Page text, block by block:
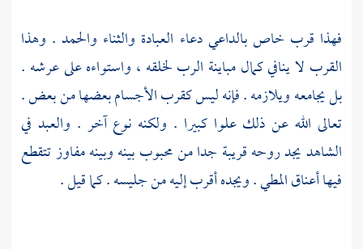
فهذا قرب خاص بالداعي دعاء العبادة والثناء والحمد . وهذا
القرب لا ينافي كمال مباينة الرب لخلقه ، واستواءه على عرشه .
بل يجامعه ويلازمه . فإنه ليس كقرب الأجسام بعضها من بعض .
تعالى الله عن ذلك علوا كبيرا . ولكنه نوع آخر . والعبد في
الشاهد يجد روحه قريبة جدا من محبوب بينه وبينه مفاوز تتقطع
فيها أعناق المطي . ويجده أقرب إليه من جليسه . كما قيل .